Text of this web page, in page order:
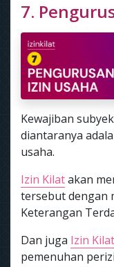
7.
Kewajiban
diantaranya
usaha.
Izin Kilatakan
tersebut dengan
Keterangan
Dan juga Izin Kilat
pemenuhan